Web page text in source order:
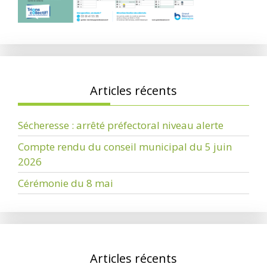
Articles récents
Sécheresse : arrêté préfectoral niveau alerte
Compte rendu du conseil municipal du 5 juin
2026
Cérémonie du 8 mai
Articles récents